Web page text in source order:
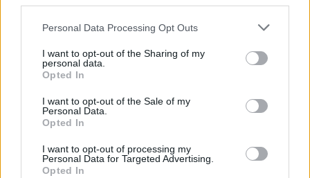
Personal Data Processing Opt Outs
I want to opt-out of the Sharing of my
personal data.
Opted In
I want to opt-out of the Sale of my
Personal Data.
Opted In
I want to opt-out of processing my
Personal Data for Targeted Advertising.
Opted In
ΡΟΗ ΕΙΔΗΣΕΩΝ
Π. Μαρινάκης: «Το δημογραφικό δεν μπορεί να
περιμένει»
09/08/2026 - 14:34 ΠΟΛΙΤΙΚΗ